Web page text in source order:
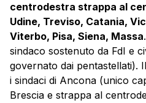
centrodestra strappa al
Udine, Treviso, Catania,
Viterbo, Pisa, Siena, Massa
sindaco sostenuto da FdI e
governato dai pentastellati).
i sindaci di Ancona (unico
Brescia e strappa al